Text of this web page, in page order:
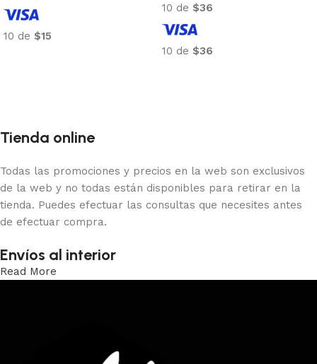
10 de $15
10 de $36
10 de $36
Tienda online
Todas las promociones y precios en la web son exclusivos
de la web y no todas están disponibles para retirar en la
tienda. Puedes efectuar las consultas que necesites antes
de efectuar compra.
Envíos al interior
Read More